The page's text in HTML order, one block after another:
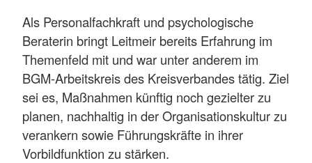
Als Personalfachkraft und psychologische
Beraterin bringt Leitmeir bereits Erfahrung im
Themenfeld mit und war unter anderem im
BGM-Arbeitskreis des Kreisverbandes tätig. Ziel
sei es, Maßnahmen künftig noch gezielter zu
planen, nachhaltig in der Organisationskultur zu
verankern sowie Führungskräfte in ihrer
Vorbildfunktion zu stärken.